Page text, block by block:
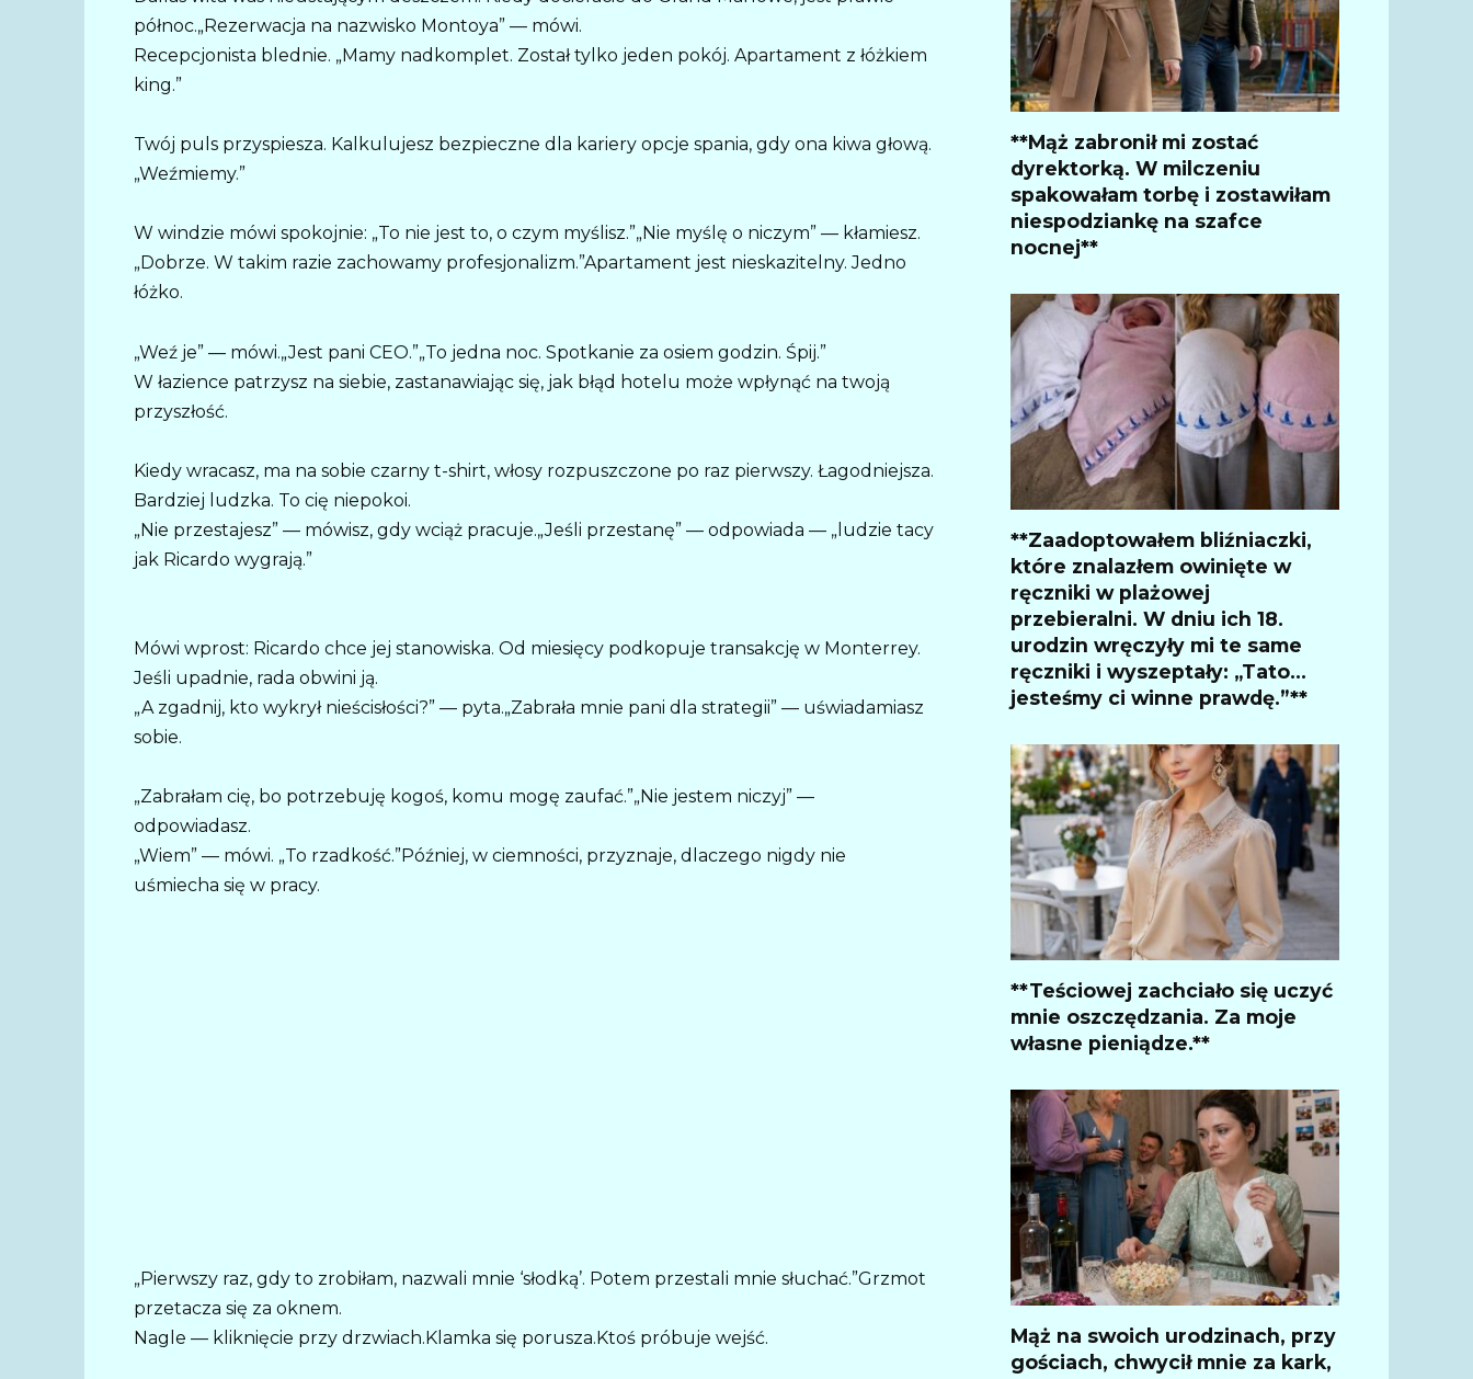
północ.„Rezerwacja na nazwisko Montoya” — mówi.
Recepcjonista blednie. „Mamy nadkomplet. Został tylko jeden pokój. Apartament z łóżkiem
king.”
Twój puls przyspiesza. Kalkulujesz bezpieczne dla kariery opcje spania, gdy ona kiwa głową.
„Weźmiemy.”
W windzie mówi spokojnie: „To nie jest to, o czym myślisz.”„Nie myślę o niczym” — kłamiesz.
„Dobrze. W takim razie zachowamy profesjonalizm.”Apartament jest nieskazitelny. Jedno
łóżko.
„Weź je” — mówi.„Jest pani CEO.”„To jedna noc. Spotkanie za osiem godzin. Śpij.”
W łazience patrzysz na siebie, zastanawiając się, jak błąd hotelu może wpłynąć na twoją
przyszłość.
Kiedy wracasz, ma na sobie czarny t-shirt, włosy rozpuszczone po raz pierwszy. Łagodniejsza.
Bardziej ludzka. To cię niepokoi.
„Nie przestajesz” — mówisz, gdy wciąż pracuje.„Jeśli przestanę” — odpowiada — „ludzie tacy
jak Ricardo wygrają.”
Mówi wprost: Ricardo chce jej stanowiska. Od miesięcy podkopuje transakcję w Monterrey.
Jeśli upadnie, rada obwini ją.
„A zgadnij, kto wykrył nieścisłości?” — pyta.„Zabrała mnie pani dla strategii” — uświadamiasz
sobie.
„Zabrałam cię, bo potrzebuję kogoś, komu mogę zaufać.”„Nie jestem niczyj” —
odpowiadasz.
„Wiem” — mówi. „To rzadkość.”Później, w ciemności, przyznaje, dlaczego nigdy nie
uśmiecha się w pracy.
„Pierwszy raz, gdy to zrobiłam, nazwali mnie ‘słodką’. Potem przestali mnie słuchać.”Grzmot
przetacza się za oknem.
Nagle — kliknięcie przy drzwiach.Klamka się porusza.Ktoś próbuje wejść.
**Mąż zabronił mi zostać
dyrektorką. W milczeniu
spakowałam torbę i zostawiłam
niespodziankę na szafce
nocnej**
**Zaadoptowałem bliźniaczki,
które znalazłem owinięte w
ręczniki w plażowej
przebieralni. W dniu ich 18.
urodzin wręczyły mi te same
ręczniki i wyszeptały: „Tato…
jesteśmy ci winne prawdę.”**
**Teściowej zachciało się uczyć
mnie oszczędzania. Za moje
własne pieniądze.**
Mąż na swoich urodzinach, przy
gościach, chwycił mnie za kark,